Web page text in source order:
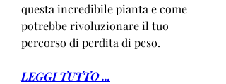
questa incredibile pianta e come
potrebbe rivoluzionare il tuo
percorso di perdita di peso.
LEGGI TUTTO ...